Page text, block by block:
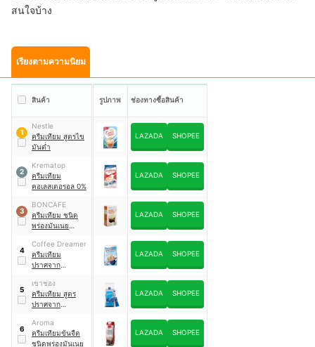
สนใจบ้าง
เรียงตามความนิยม
สินค้า รูปภาพ ช่องทางซื้อสินค้า
1
Nestle
ครีมเทียม สูตรไข
มันต่ำ
LAZADA SHOPEE
2
Krematop
ครีมเทียม
คอเลสเตอรอล 0%
LAZADA SHOPEE
3
BONCAFE
ครีมเทียม ชนิด
พร่องมันเนย
ดื่ม
LAZADA SHOPEE
4
Coffee Dreamer
ครีมเทียม
ปราศจาก
LAZADA SHOPEE
5
เขาช่อง
ครีมเทียม สูตร
ปราศจาก
ชนิดซอง
LAZADA SHOPEE
6
Aroma
ครีมเทียมข้นจืด
ชนิดพร่องมันเนย
LAZADA SHOPEE